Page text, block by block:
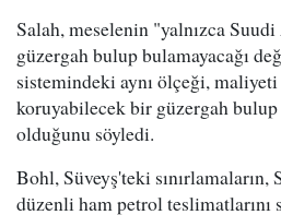
Salah, meselenin "yalnızca
güzergah bulup bulamayacağı
sistemindeki aynı ölçeği,
koruyabilecek bir güzergah bulup
olduğunu söyledi.
Bohl, Süveyş'teki sınırlamaların,
düzenli ham petrol teslimatlarını